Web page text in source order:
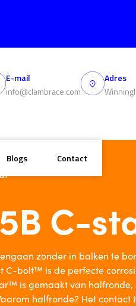
E-mail
info@clambrace.com
Adres
Blogs Contact
C-
zonder in balken te
C-bolt™ is de perfecte
is gemaakt van halfronde,
halfronde? Het contact